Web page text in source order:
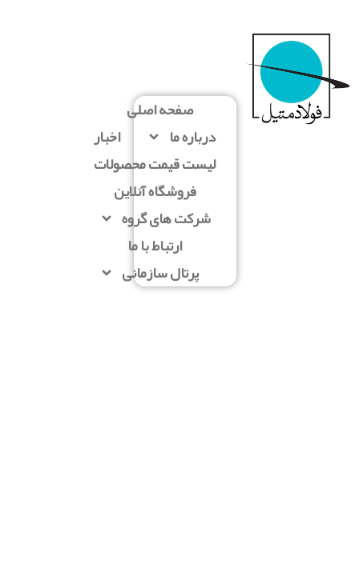
صفحه اصلی
درباره ما
اخبار
لیست قیمت محصولات
فروشگاه آنلاین
شرکت های گروه
ارتباط با ما
پرتال سازمانی